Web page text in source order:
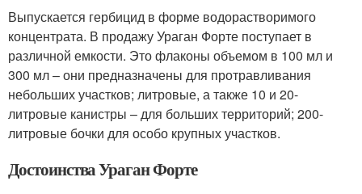
Выпускается гербицид в форме водорастворимого
концентрата. В продажу Ураган Форте поступает в
различной емкости. Это флаконы объемом в 100 мл и
300 мл – они предназначены для протравливания
небольших участков; литровые, а также 10 и 20-
литровые канистры – для больших территорий; 200-
литровые бочки для особо крупных участков.
Достоинства Ураган Форте